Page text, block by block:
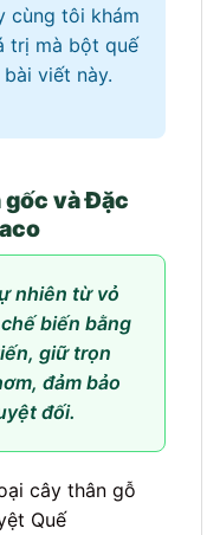
cùng tôi khám
trị mà bột quế
viết này.
gốc và Đặc
nhiên từ vỏ
biến bằng
giữ trọn
đảm bảo
đối.
cây thân gỗ
Quế